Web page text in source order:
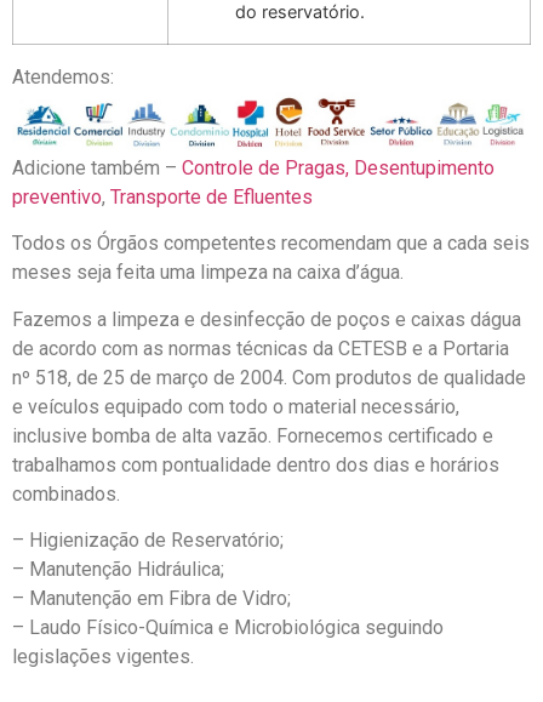
do reservatório.
Atendemos:
Adicione também – Controle de Pragas, Desentupimento
preventivo, Transporte de Efluentes
Todos os Órgãos competentes recomendam que a cada seis
meses seja feita uma limpeza na caixa d’água.
Fazemos a limpeza e desinfecção de poços e caixas dágua
de acordo com as normas técnicas da CETESB e a Portaria
nº 518, de 25 de março de 2004. Com produtos de qualidade
e veículos equipado com todo o material necessário,
inclusive bomba de alta vazão. Fornecemos certificado e
trabalhamos com pontualidade dentro dos dias e horários
combinados.
– Higienização de Reservatório;
– Manutenção Hidráulica;
– Manutenção em Fibra de Vidro;
– Laudo Físico-Química e Microbiológica seguindo
legislações vigentes.